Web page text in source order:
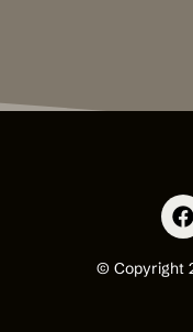
© Copyright